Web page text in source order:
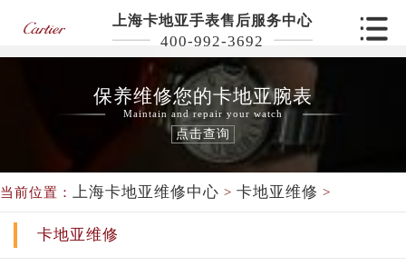
上海卡地亚手表售后服务中心
400-992-3692
保养维修您的卡地亚腕表
Maintain and repair your watch
点击查询
当前位置： 上海卡地亚维修中心 > 卡地亚维修 >
卡地亚维修